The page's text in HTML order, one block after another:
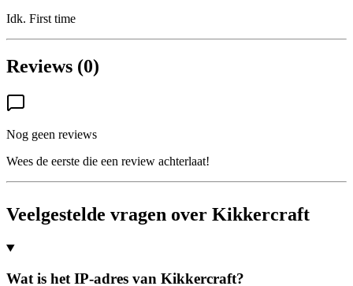
Idk. First time
Reviews (0)
Nog geen reviews
Wees de eerste die een review achterlaat!
Veelgestelde vragen over Kikkercraft
Wat is het IP-adres van Kikkercraft?